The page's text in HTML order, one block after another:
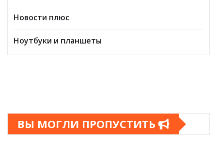
Новости плюс
Ноутбуки и планшеты
ВЫ МОГЛИ ПРОПУСТИТЬ